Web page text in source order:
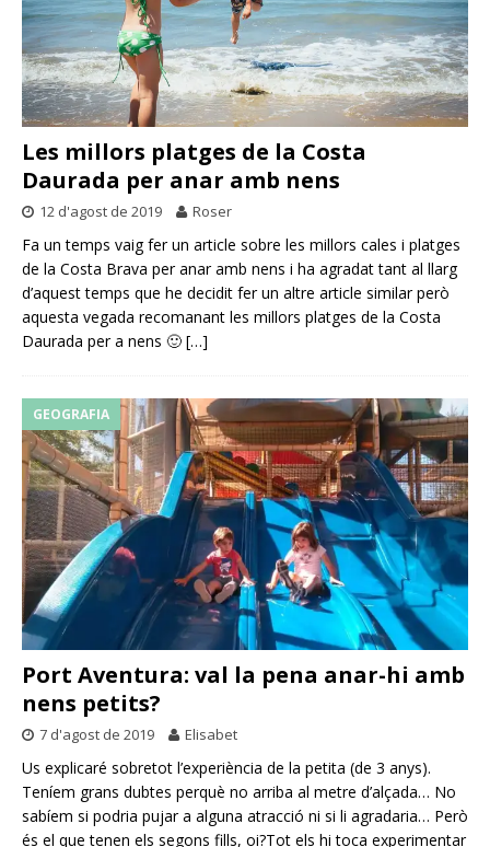
Les millors platges de la Costa
Daurada per anar amb nens
12 d'agost de 2019 Roser
Fa un temps vaig fer un article sobre les millors cales i platges
de la Costa Brava per anar amb nens i ha agradat tant al llarg
d’aquest temps que he decidit fer un altre article similar però
aquesta vegada recomanant les millors platges de la Costa
Daurada per a nens 🙂 […]
GEOGRAFIA
Port Aventura: val la pena anar-hi amb
nens petits?
7 d'agost de 2019 Elisabet
Us explicaré sobretot l’experiència de la petita (de 3 anys).
Teníem grans dubtes perquè no arriba al metre d’alçada… No
sabíem si podria pujar a alguna atracció ni si li agradaria… Però
és el que tenen els segons fills, oi?Tot els hi toca experimentar